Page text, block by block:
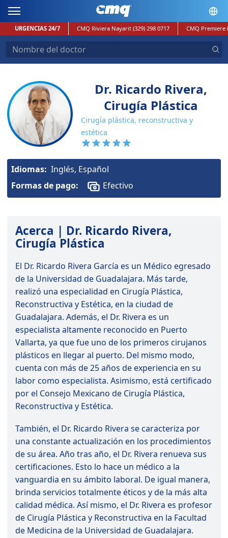
URGENCIAS 24/7 CMQ Riviera Nayarit (329) 298 0717 CMQ Premiere
Dr. Ricardo Rivera,
Cirugía Plástica
Cirugía plástica, reconstructiva y
estética
Idiomas: Inglés, Español
Formas de pago:
Efectivo
Acerca | Dr. Ricardo Rivera,
Cirugía Plástica
El Dr. Ricardo Rivera García es un Médico egresado
de la Universidad de Guadalajara. Más tarde,
realizó una especialidad en Cirugía Plástica,
Reconstructiva y Estética, en la ciudad de
Guadalajara. Además, el Dr. Rivera es un
especialista altamente reconocido en Puerto
Vallarta, ya que fue uno de los primeros cirujanos
plásticos en llegar al puerto. Del mismo modo,
cuenta con más de 25 años de experiencia en su
labor como especialista. Asimismo, está certificado
por el Consejo Mexicano de Cirugía Plástica,
Reconstructiva y Estética.
También, el Dr. Ricardo Rivera se caracteriza por
una constante actualización en los procedimientos
de su área. Año tras año, el Dr. Rivera renueva sus
certificaciones. Esto lo hace un médico a la
vanguardia en su ámbito laboral. De igual manera,
brinda servicios totalmente éticos y de la más alta
calidad médica. Así mismo, el Dr. Rivera es profesor
de Cirugía Plástica y Reconstructiva en la Facultad
de Medicina de la Universidad de Guadalajara.